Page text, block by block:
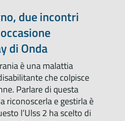
due incontri
di Onda
è una malattia
che colpisce
Parlare di questa
riconoscerla e gestirla è
l’Ulss 2 ha scelto di